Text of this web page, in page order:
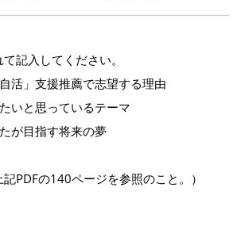
記入してください。
活」支援推薦で志望する理由
いと思っているテーマ
が目指す将来の夢
記PDFの140ページを参照のこと。）